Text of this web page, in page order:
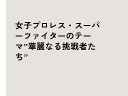
女子プロレス・スーパ
ーファイターのテー
マ”華麗なる挑戦者た
ち”